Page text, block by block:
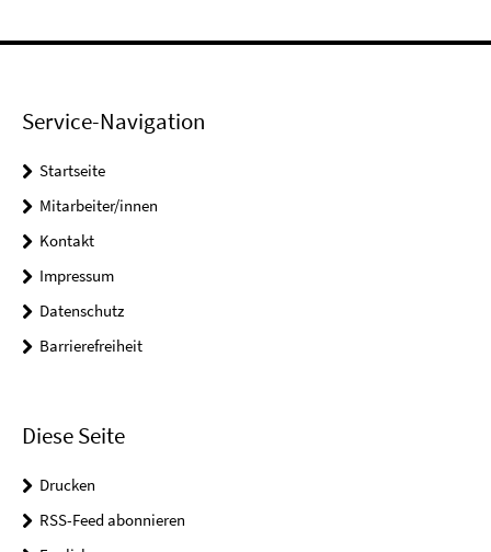
Service-Navigation
Startseite
Mitarbeiter/innen
Kontakt
Impressum
Datenschutz
Barrierefreiheit
Diese Seite
Drucken
RSS-Feed abonnieren